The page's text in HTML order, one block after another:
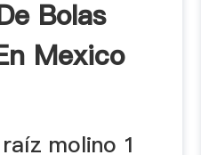
Bolas
Mexico
molino 1